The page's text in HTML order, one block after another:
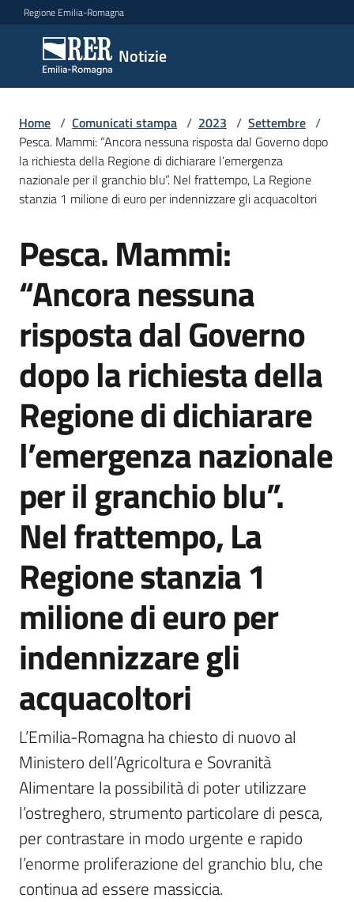
Vai al contenuto
Vai alla navigazione
Vai al footer
Regione Emilia-Romagna
Notizie
Notizie
Comunicati
stampa
Menu selezionato
Cerca
un
Risorse
Agenzia
di
informazione
e
comunicazione
Seguici
su
Home / Comunicati stampa / 2023 / Settembre /
Pesca. Mammi: “Ancora nessuna risposta dal Governo dopo
la richiesta della Regione di dichiarare l’emergenza
nazionale per il granchio blu”. Nel frattempo, La Regione
stanzia 1 milione di euro per indennizzare gli acquacoltori
Salta al contenuto
Pesca. Mammi:
“Ancora nessuna
risposta dal Governo
dopo la richiesta della
Regione di dichiarare
l’emergenza nazionale
per il granchio blu”.
Nel frattempo, La
Regione stanzia 1
milione di euro per
indennizzare gli
acquacoltori
L’Emilia-Romagna ha chiesto di nuovo al
Ministero dell’Agricoltura e Sovranità
Alimentare la possibilità di poter utilizzare
l’ostreghero, strumento particolare di pesca,
per contrastare in modo urgente e rapido
l’enorme proliferazione del granchio blu, che
continua ad essere massiccia.